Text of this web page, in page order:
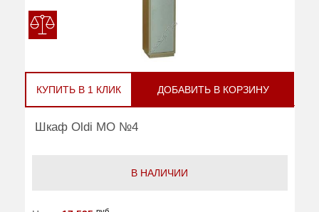
КУПИТЬ В 1 КЛИК ДОБАВИТЬ В КОРЗИНУ
Шкаф Oldi МО №4
В НАЛИЧИИ